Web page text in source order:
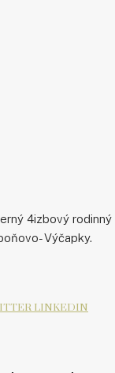
4izbový rodinný
Výčapky.
LINKEDIN